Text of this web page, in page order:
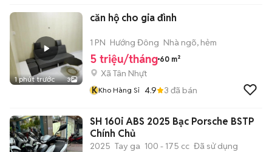
1 phút trước 3
căn hộ cho gia đình
1 PN Hướng Đông Nhà ngõ, hẻm
5 triệu/tháng 60 m²
Xã Tân Nhựt
KKho Hàng Sỉ 4.9 3 đã bán
SH 160i ABS 2025 Bạc Porsche BSTP
Chính Chủ
2025 Tay ga 100 - 175 cc Đã sử dụng